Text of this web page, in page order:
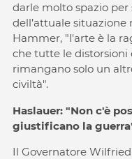
darle molto spazio
dell’attuale situazione
Hammer, "l'arte è la
che tutte le
rimangano solo un
civiltà".
Haslauer: "Non c'è
giustificano la
Il Governatore